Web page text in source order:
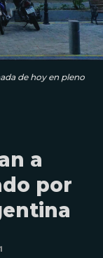
de hoy en pleno
a
por